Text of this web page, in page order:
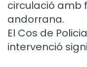
circulació amb
andorrana.
El Cos de
intervenció